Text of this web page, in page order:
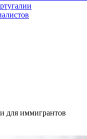
для иммигрантов